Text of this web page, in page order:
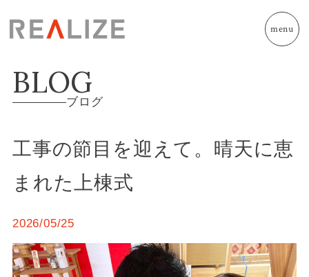
menu
BLOG
ブログ
工事の節目を迎えて。晴天に恵
まれた上棟式
2026/05/25